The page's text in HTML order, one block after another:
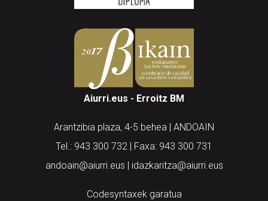
Aiurri.eus - Erroitz BM
Arantzibia plaza, 4-5 behea | ANDOAIN
Tel.: 943 300 732 | Faxa: 943 300 731
andoain@aiurri.eus | idazkaritza@aiurri.eus
Codesyntaxek garatua